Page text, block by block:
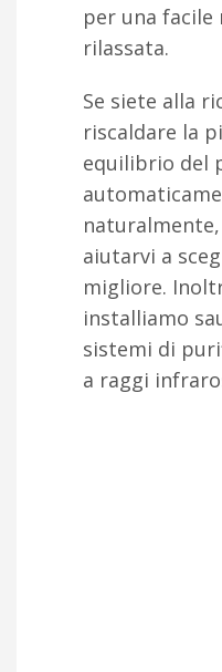
per una facile
rilassata.
Se siete alla
riscaldare la
equilibrio del
aiutarvi a
migliore.
installiamo
sistemi di
a raggi